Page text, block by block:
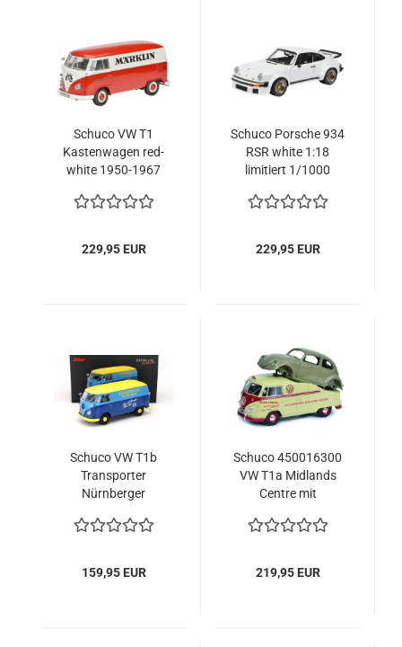
Schuco VW T1
Kastenwagen red-
white 1950-1967
1/1000
229,95 EUR
Schuco Porsche 934
RSR white 1:18
limitiert 1/1000
229,95 EUR
Schuco VW T1b
Transporter
Nürnberger
1963 blau/gelb
159,95 EUR
Schuco 450016300
VW T1a Midlands
Centre mit
Karosserie 1:18
Modellauto
219,95 EUR